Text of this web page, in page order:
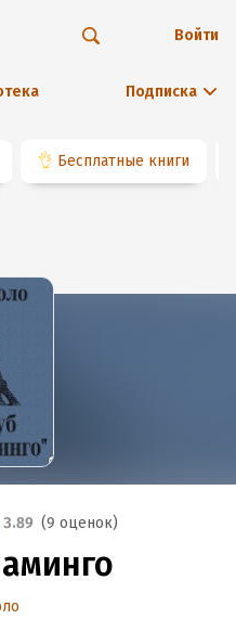
Подписка
Войти
👌 Бесплатные книги
3.89 (9 оценок)